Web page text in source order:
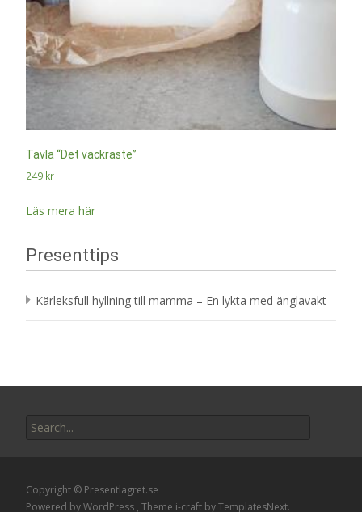
Tavla “Det vackraste”
249 kr
Läs mera här
Presenttips
Kärleksfull hyllning till mamma – En lykta med änglavakt
for:
Copyright © Presentlagret.se
Powered by WordPress , Theme i-craft by TemplatesNext.